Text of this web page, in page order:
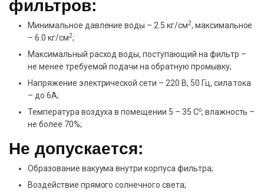
фильтров:
Минимальное давление воды – 2.5 кг/см2, максимальное
– 6.0 кг/см2;
Максимальный расход воды, поступающий на фильтр –
не менее требуемой подачи на обратную промывку;
Напряжение электрической сети – 220 В, 50 Гц, сила тока
– до 6А;
Температура воздуха в помещении 5 – 35 Со, влажность –
не более 70%;
Не допускается:
Образование вакуума внутри корпуса фильтра;
Воздействие прямого солнечного света;